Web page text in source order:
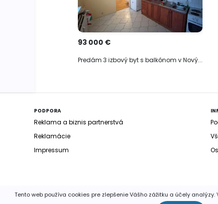
Tento web používa cookies pre zlepšenie Vášho zážitku a účely
93 000 €
Predám 3 izbový byt s balkónom v Nový...
PODPORA
Reklama a biznis partnerstvá
Reklamácie
Impressum